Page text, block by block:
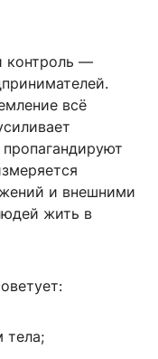
контроль —
всё
и внешними
жить в
тела;